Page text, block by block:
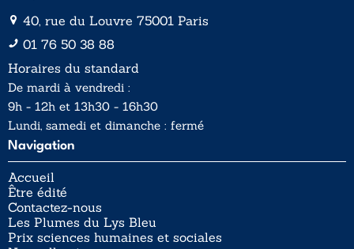
40, rue du Louvre 75001 Paris
01 76 50 38 88
Horaires du standard
De mardi à vendredi :
9h - 12h et 13h30 - 16h30
Lundi, samedi et dimanche : fermé
Navigation
Accueil
Être édité
Contactez-nous
Les Plumes du Lys Bleu
Prix sciences humaines et sociales